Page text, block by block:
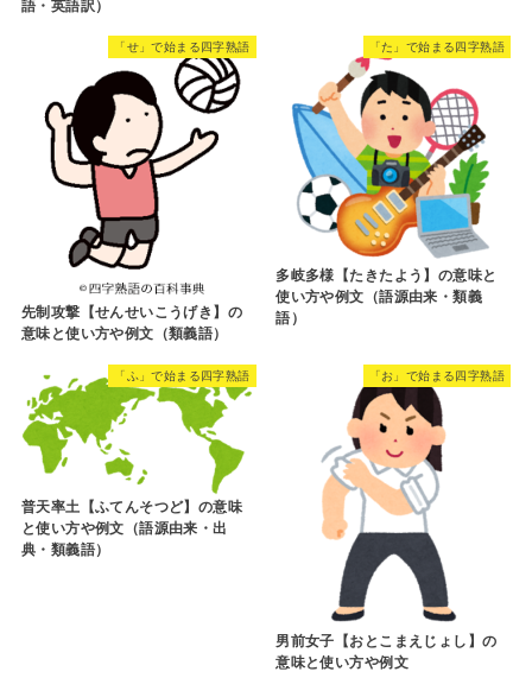
語・英語訳）
「せ」で始まる四字熟語
先制攻撃【せんせいこうげき】の
意味と使い方や例文（類義語）
「た」で始まる四字熟語
多岐多様【たきたよう】の意味と
使い方や例文（語源由来・類義
語）
「ふ」で始まる四字熟語
普天率土【ふてんそつど】の意味
と使い方や例文（語源由来・出
典・類義語）
「お」で始まる四字熟語
男前女子【おとこまえじょし】の
意味と使い方や例文